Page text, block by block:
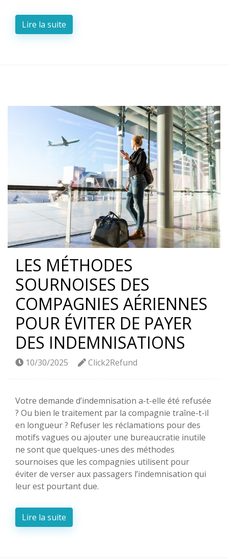
Lire la suite
LES MÉTHODES
SOURNOISES DES
COMPAGNIES AÉRIENNES
POUR ÉVITER DE PAYER
DES INDEMNISATIONS
10/30/2025 Click2Refund
Votre demande d’indemnisation a-t-elle été refusée
? Ou bien le traitement par la compagnie traîne-t-il
en longueur ? Refuser les réclamations pour des
motifs vagues ou ajouter une bureaucratie inutile
ne sont que quelques-unes des méthodes
sournoises que les compagnies utilisent pour
éviter de verser aux passagers l’indemnisation qui
leur est pourtant due.
Lire la suite